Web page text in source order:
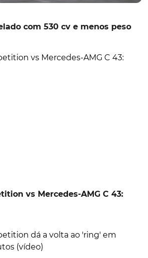
com 530 cv e menos peso
vs Mercedes-AMG C 43: